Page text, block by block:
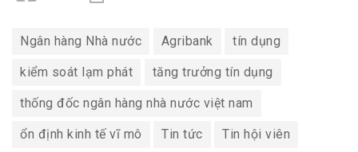
Ngân hàng Nhà nước Agribank tín dụng
kiểm soát lạm phát tăng trưởng tín dụng
thống đốc ngân hàng nhà nước việt nam
ổn định kinh tế vĩ mô Tin tức Tin hội viên